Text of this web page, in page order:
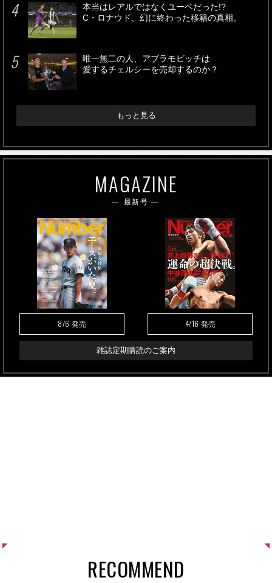
本当はレアルではなくユーベだった!?
C・ロナウド、幻に終わった移籍の真相。
唯一無二の人、アブラモビッチは
愛するチェルシーを売却するのか？
もっと見る
MAGAZINE
最新号
8/6 発売 4/16 発売
雑誌定期購読のご案内
RECOMMEND